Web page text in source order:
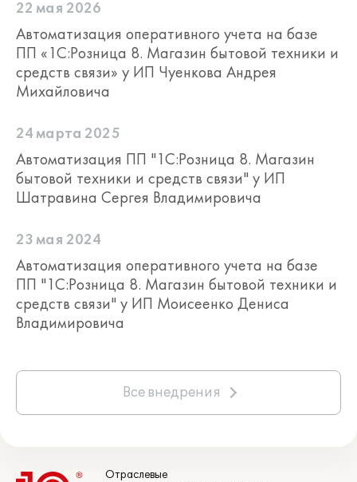
22 мая 2026
Автоматизация оперативного учета на базе
ПП «1С:Розница 8. Магазин бытовой техники и
средств связи» у ИП Чуенкова Андрея
Михайловича
24 марта 2025
Автоматизация ПП "1С:Розница 8. Магазин
бытовой техники и средств связи" у ИП
Шатравина Сергея Владимировича
23 мая 2024
Автоматизация оперативного учета на базе
ПП "1С:Розница 8. Магазин бытовой техники и
средств связи" у ИП Моисеенко Дениса
Владимировича
Все внедрения
Отраслевые